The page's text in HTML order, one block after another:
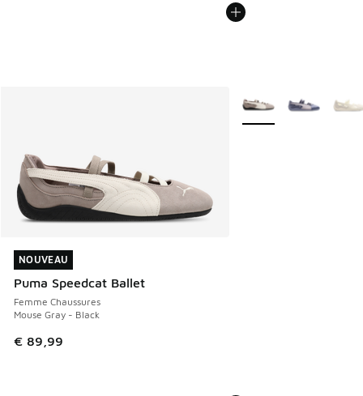
NOUVEAU
Puma Speedcat Ballet
Femme Chaussures
Mouse Gray - Black
€ 89,99
NOUVEAU
Plus de couleurs